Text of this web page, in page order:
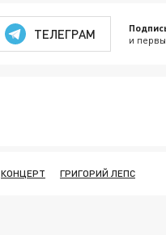
ТЕЛЕГРАМ и
КОНЦЕРТ ГРИГОРИЙ ЛЕПС